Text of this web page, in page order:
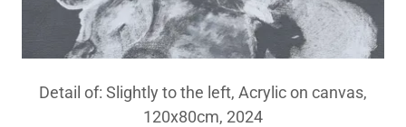
Detail of: Slightly to the left, Acrylic on canvas,
120x80cm, 2024